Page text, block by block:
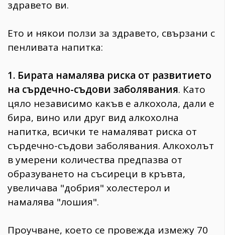
здравето ви.
Ето и някои ползи за здравето, свързани с
пенливата напитка:
1. Бирата намалява риска от развитието
на сърдечно-съдови заболявания. Като
цяло независимо какъв е алкохола, дали е
бира, вино или друг вид алкохолна
напитка, всички те намаляват риска от
сърдечно-съдови заболявания. Алкохолът
в умерени количества предпазва от
образуването на съсиреци в кръвта,
увеличава "добрия" холестерол и
намалява "лошия".
Проучване, което се провежда измежу 70